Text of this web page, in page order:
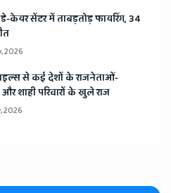
केयर सेंटर में ताबड़तोड़ फायरिंग, 34
2026
से कई देशों के राजनेताओं-
शाही परिवारों के खुले राज
2026